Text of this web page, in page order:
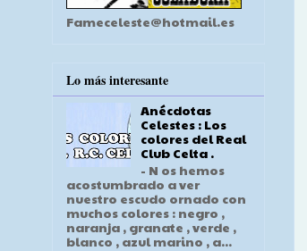
Fameceleste@hotmail.es
Lo más interesante
Anécdotas
Celestes : Los
colores del Real
Club Celta .
- N os hemos
acostumbrado a ver
nuestro escudo ornado con
muchos colores : negro ,
naranja , granate , verde ,
blanco , azul marino , a...